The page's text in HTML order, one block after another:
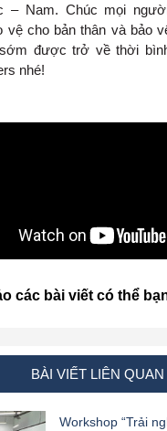
– Nam. Chúc mọi
vệ cho bản thân và bảo
được trở về thời
nhé!
các bài viết có thể
BÀI VIẾT LIÊN QUAN
Workshop “Trải